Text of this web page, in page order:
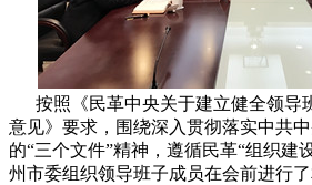
按照《民革中央关于建立健全领导
意见》要求，围绕深入贯彻落实中共
的“三个文件”精神，遵循民革“组织建
州市委组织领导班子成员在会前进行